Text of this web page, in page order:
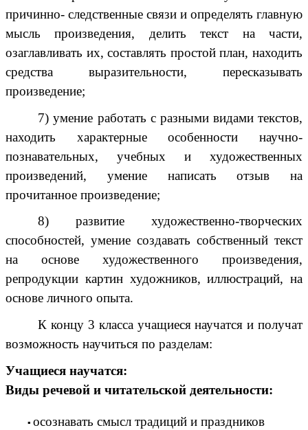
причинно- следственные связи и определять главную
мысль произведения, делить текст на части,
озаглавливать их, составлять простой план, находить
средства выразительности, пересказывать
произведение;
7) умение работать с разными видами текстов,
находить характерные особенности научно-
познавательных, учебных и художественных
произведений, умение написать отзыв на
прочитанное произведение;
8) развитие художественно-творческих
способностей, умение создавать собственный текст
на основе художественного произведения,
репродукции картин художников, иллюстраций, на
основе личного опыта.
К концу 3 класса учащиеся научатся и получат
возможность научиться по разделам:
Учащиеся научатся:
Виды речевой и читательской деятельности:
осознавать смысл традиций и праздников